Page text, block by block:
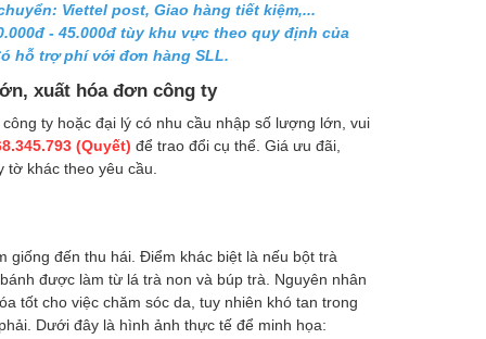
Viettel post, Giao hàng tiết kiệm,...
- 45.000đ tùy khu vực theo quy định của
hỗ trợ phí với đơn hàng SLL.
xuất hóa đơn công ty
ty hoặc đại lý có nhu cầu nhập số lượng lớn, vui
(Quyết) để trao đổi cụ thể. Giá ưu đãi,
tờ khác theo yêu cầu.
đến thu hái. Điểm khác biệt là nếu bột trà
được làm từ lá trà non và búp trà. Nguyên nhân
tốt cho việc chăm sóc da, tuy nhiên khó tan trong
Dưới đây là hình ảnh thực tế để minh họa: